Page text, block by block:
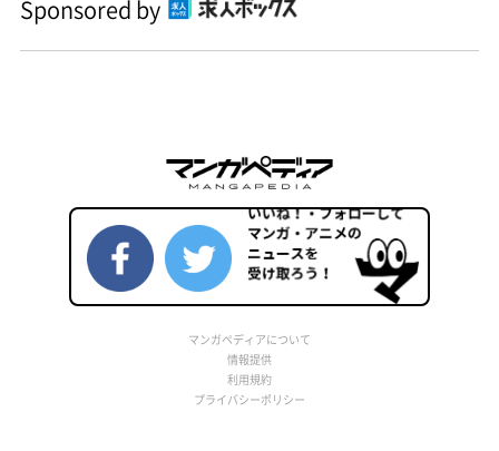
Sponsored by
マンガペディアについて
情報提供
利用規約
プライバシーポリシー